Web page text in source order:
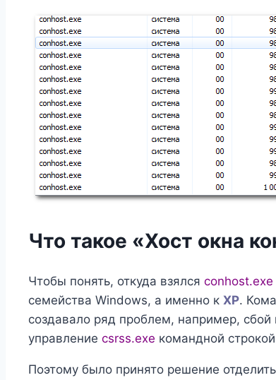
Что такое «Хост окна
Чтобы понять, откуда взялся conhost.exe
семейства Windows, а именно к XP.
создавало ряд проблем, например, сбой
управление csrss.exe командной
Поэтому было принято решение